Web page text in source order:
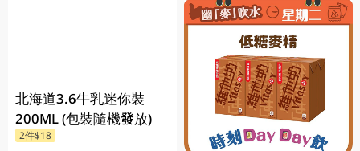
北海道3.6牛乳迷你裝
200ML (包裝隨機發放)
2件$18